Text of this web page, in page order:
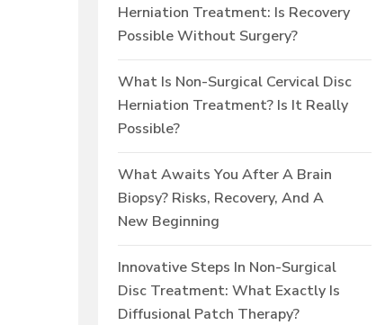
Herniation Treatment: Is Recovery
Possible Without Surgery?
What Is Non-Surgical Cervical Disc
Herniation Treatment? Is It Really
Possible?
What Awaits You After A Brain
Biopsy? Risks, Recovery, And A
New Beginning
Innovative Steps In Non-Surgical
Disc Treatment: What Exactly Is
Diffusional Patch Therapy?